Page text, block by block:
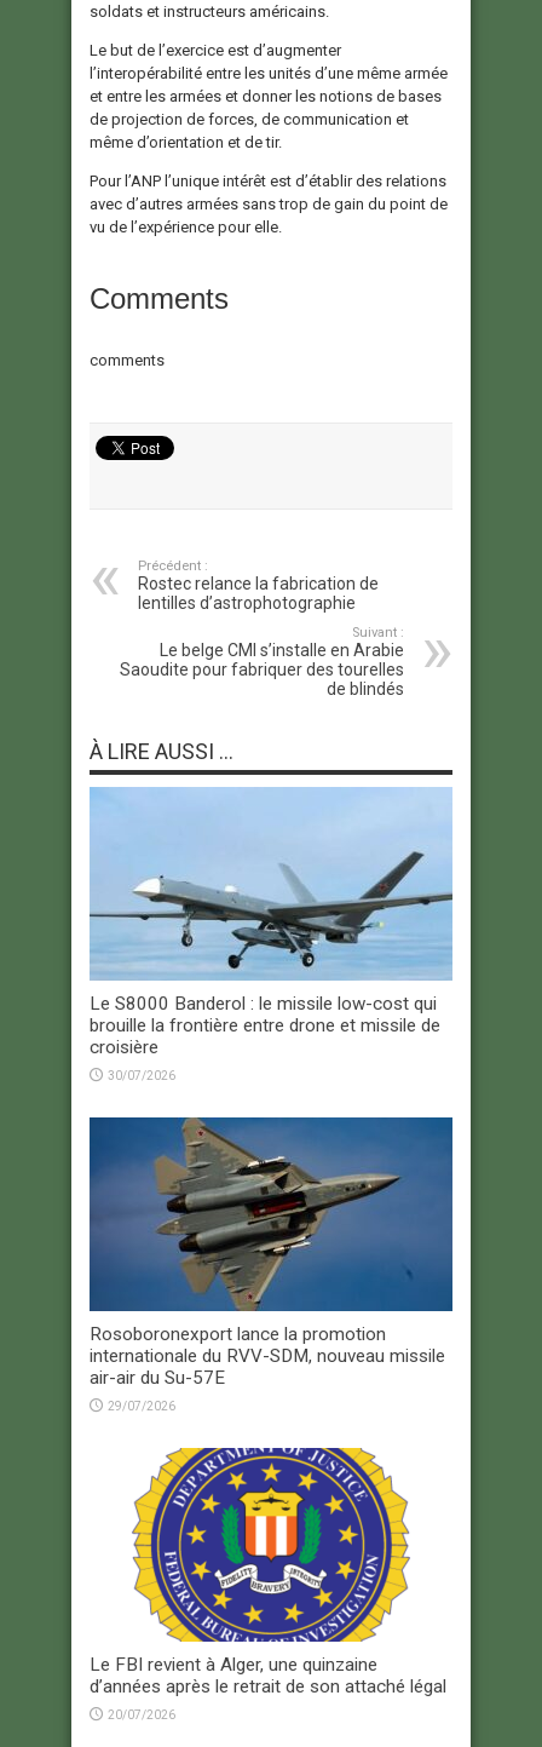
soldats et instructeurs américains.
Le but de l’exercice est d’augmenter
l’interopérabilité entre les unités d’une même armée
et entre les armées et donner les notions de bases
de projection de forces, de communication et
même d’orientation et de tir.
Pour l’ANP l’unique intérêt est d’établir des relations
avec d’autres armées sans trop de gain du point de
vu de l’expérience pour elle.
Comments
comments
Précédent :
Rostec relance la fabrication de
lentilles d’astrophotographie
Suivant :
Le belge CMI s’installe en Arabie
Saoudite pour fabriquer des tourelles
de blindés
À LIRE AUSSI ...
Le S8000 Banderol : le missile low-cost qui
brouille la frontière entre drone et missile de
croisière
30/07/2026
Rosoboronexport lance la promotion
internationale du RVV-SDM, nouveau missile
air-air du Su-57E
29/07/2026
Le FBI revient à Alger, une quinzaine
d’années après le retrait de son attaché légal
20/07/2026